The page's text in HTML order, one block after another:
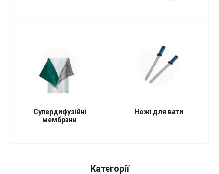
Супердифузійні
мембрани
Ножі для вати
Категорії